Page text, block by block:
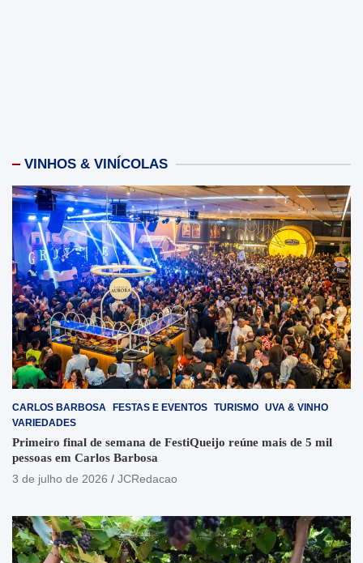
VINHOS & VINÍCOLAS
CARLOS BARBOSA FESTAS E EVENTOS TURISMO UVA & VINHO
VARIEDADES
Primeiro final de semana de FestiQueijo reúne mais de 5 mil
pessoas em Carlos Barbosa
3 de julho de 2026
JCRedacao